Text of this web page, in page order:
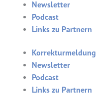
Newsletter
Podcast
Links zu Partnern
Korrekturmeldung
Newsletter
Podcast
Links zu Partnern